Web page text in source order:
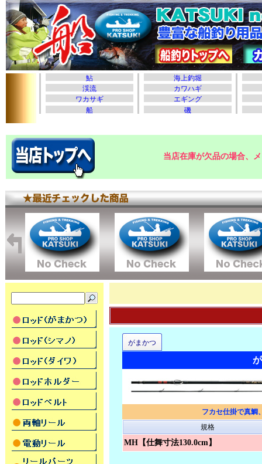
当店在庫が欠品の場合、
がまかつ
フカセ仕掛で真鯛
規格
MH【仕舞寸法130.0cm】